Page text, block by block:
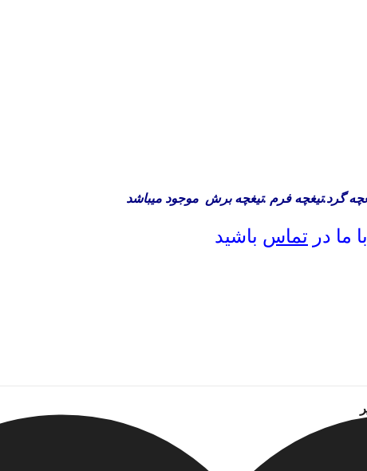
گرد.تیغچه فرم .تیغچه برش موجود میباشد
ما در تماس باشید